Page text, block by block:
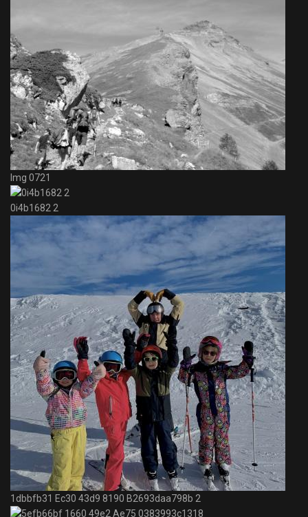
Img 0721
0i4b1682 2
1dbbfb31 Ec30 43d9 8190 B2693daa798b 2